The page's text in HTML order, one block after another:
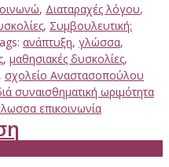
, Διαταραχές λόγου,
, Συμβουλευτική:
ανάπτυξη, γλώσσα,
, μαθησιακές δυσκολίες,
, σχολείο Αναστασοπούλου
συναισθηματική ωριμότητα
επικοινωνία